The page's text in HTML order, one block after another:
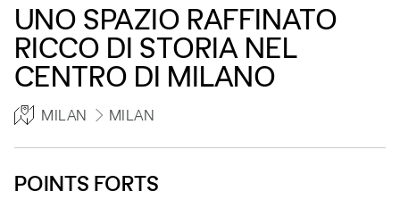
UNO SPAZIO RAFFINATO
RICCO DI STORIA NEL
CENTRO DI MILANO
MILAN MILAN
POINTS FORTS